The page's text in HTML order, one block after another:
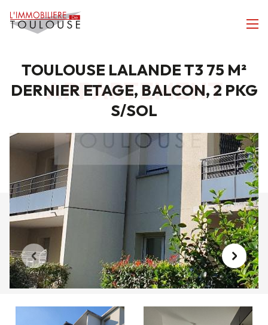
TOULOUSE LALANDE T3 75 M²
DERNIER ETAGE, BALCON, 2 PKG
S/SOL
APPARTEMENT